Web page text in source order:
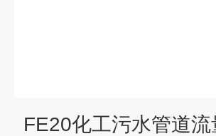
FE20化工污水管道流